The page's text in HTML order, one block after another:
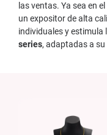
las ventas. Ya sea en
un expositor de alta
individuales y estimula
series, adaptadas a